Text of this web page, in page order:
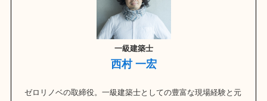
一級建築士
西村 一宏
ゼロリノベの取締役。一級建築士としての豊富な現場経験と元